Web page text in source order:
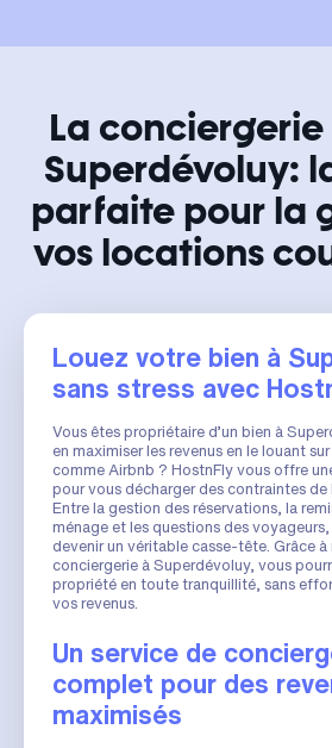
La
Superdévoluy:
parfaite pour la
vos locations
Louez votre bien à
sans stress avec
Vous êtes propriétaire d’un bien à
en maximiser les revenus en le louant
comme Airbnb ? HostnFly vous offre
pour vous décharger des contraintes de
Entre la gestion des réservations, la
ménage et les questions des
devenir un véritable casse-tête. Grâce
conciergerie à Superdévoluy, vous
propriété en toute tranquillité, sans
vos revenus.
Un service de
complet pour des
maximisés